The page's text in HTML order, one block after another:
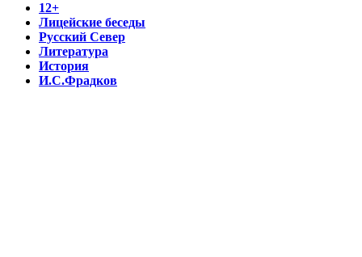
12+
Лицейские беседы
Русский Север
Литература
История
И.С.Фрадков